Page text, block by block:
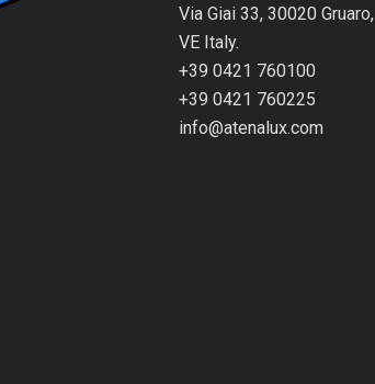
Via Giai 33, 30020 Gruaro,
VE Italy.
+39 0421 760100
+39 0421 760225
info@atenalux.com